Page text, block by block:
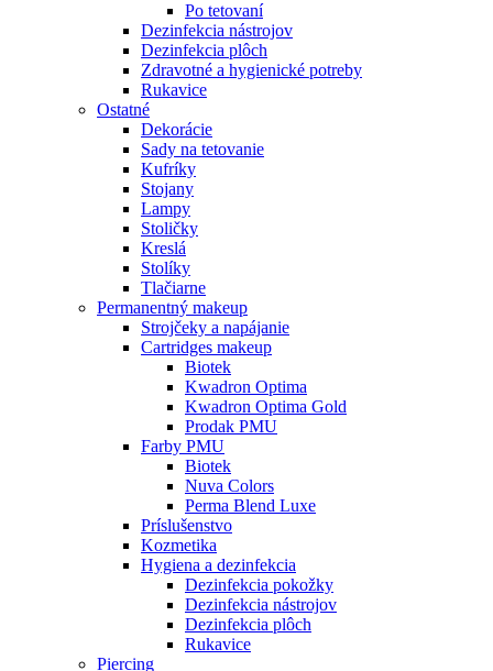
Po tetovaní
Dezinfekcia nástrojov
Dezinfekcia plôch
Zdravotné a hygienické potreby
Rukavice
Ostatné
Dekorácie
Sady na tetovanie
Kufríky
Stojany
Lampy
Stoličky
Kreslá
Stolíky
Tlačiarne
Permanentný makeup
Strojčeky a napájanie
Cartridges makeup
Biotek
Kwadron Optima
Kwadron Optima Gold
Prodak PMU
Farby PMU
Biotek
Nuva Colors
Perma Blend Luxe
Príslušenstvo
Kozmetika
Hygiena a dezinfekcia
Dezinfekcia pokožky
Dezinfekcia nástrojov
Dezinfekcia plôch
Rukavice
Piercing